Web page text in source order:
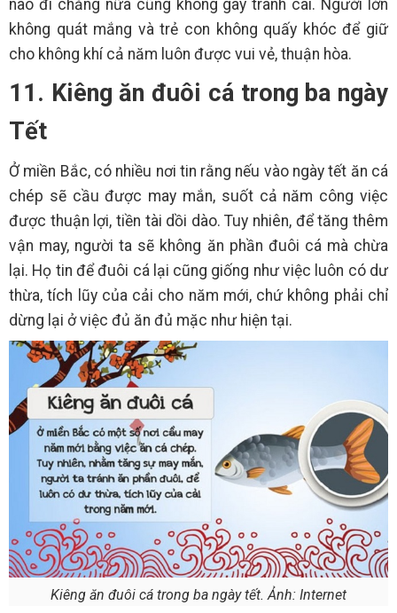
nào đi chăng nữa cũng không gây tranh cãi. Người lớn
không quát mắng và trẻ con không quấy khóc để giữ
cho không khí cả năm luôn được vui vẻ, thuận hòa.
11. Kiêng ăn đuôi cá trong ba ngày
Tết
Ở miền Bắc, có nhiều nơi tin rằng nếu vào ngày tết ăn cá
chép sẽ cầu được may mắn, suốt cả năm công việc
được thuận lợi, tiền tài dồi dào. Tuy nhiên, để tăng thêm
vận may, người ta sẽ không ăn phần đuôi cá mà chừa
lại. Họ tin để đuôi cá lại cũng giống như việc luôn có dư
thừa, tích lũy của cải cho năm mới, chứ không phải chỉ
dừng lại ở việc đủ ăn đủ mặc như hiện tại.
Kiêng ăn đuôi cá trong ba ngày tết. Ảnh: Internet